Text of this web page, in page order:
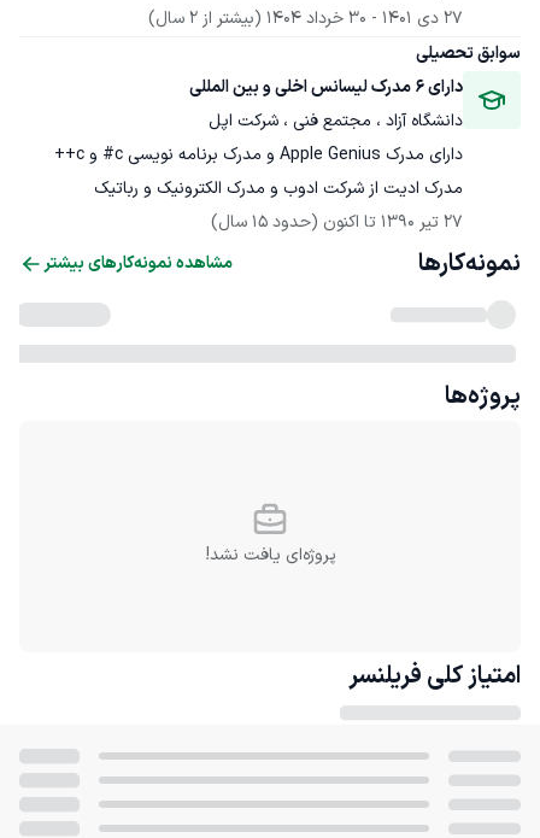
27 دی 1401
- 30 خرداد 1404
(بیشتر از 2 سال)
سوابق تحصیلی
دارای 6 مدرک لیسانس اخلی و بین المللی
دانشگاه آزاد ، مجتمع فنی ، شرکت اپل
دارای مدرک Apple Genius و مدرک برنامه نویسی c# و c++
مدرک ادیت از شرکت ادوب و مدرک الکترونیک و رباتیک
27 تیر 1390
تا اکنون (حدود 15 سال)
نمونه‌کارها مشاهده نمونه‌کارهای بیشتر
پروژه‌ها
پروژه‌ای یافت نشد!
امتیاز کلی فریلنسر